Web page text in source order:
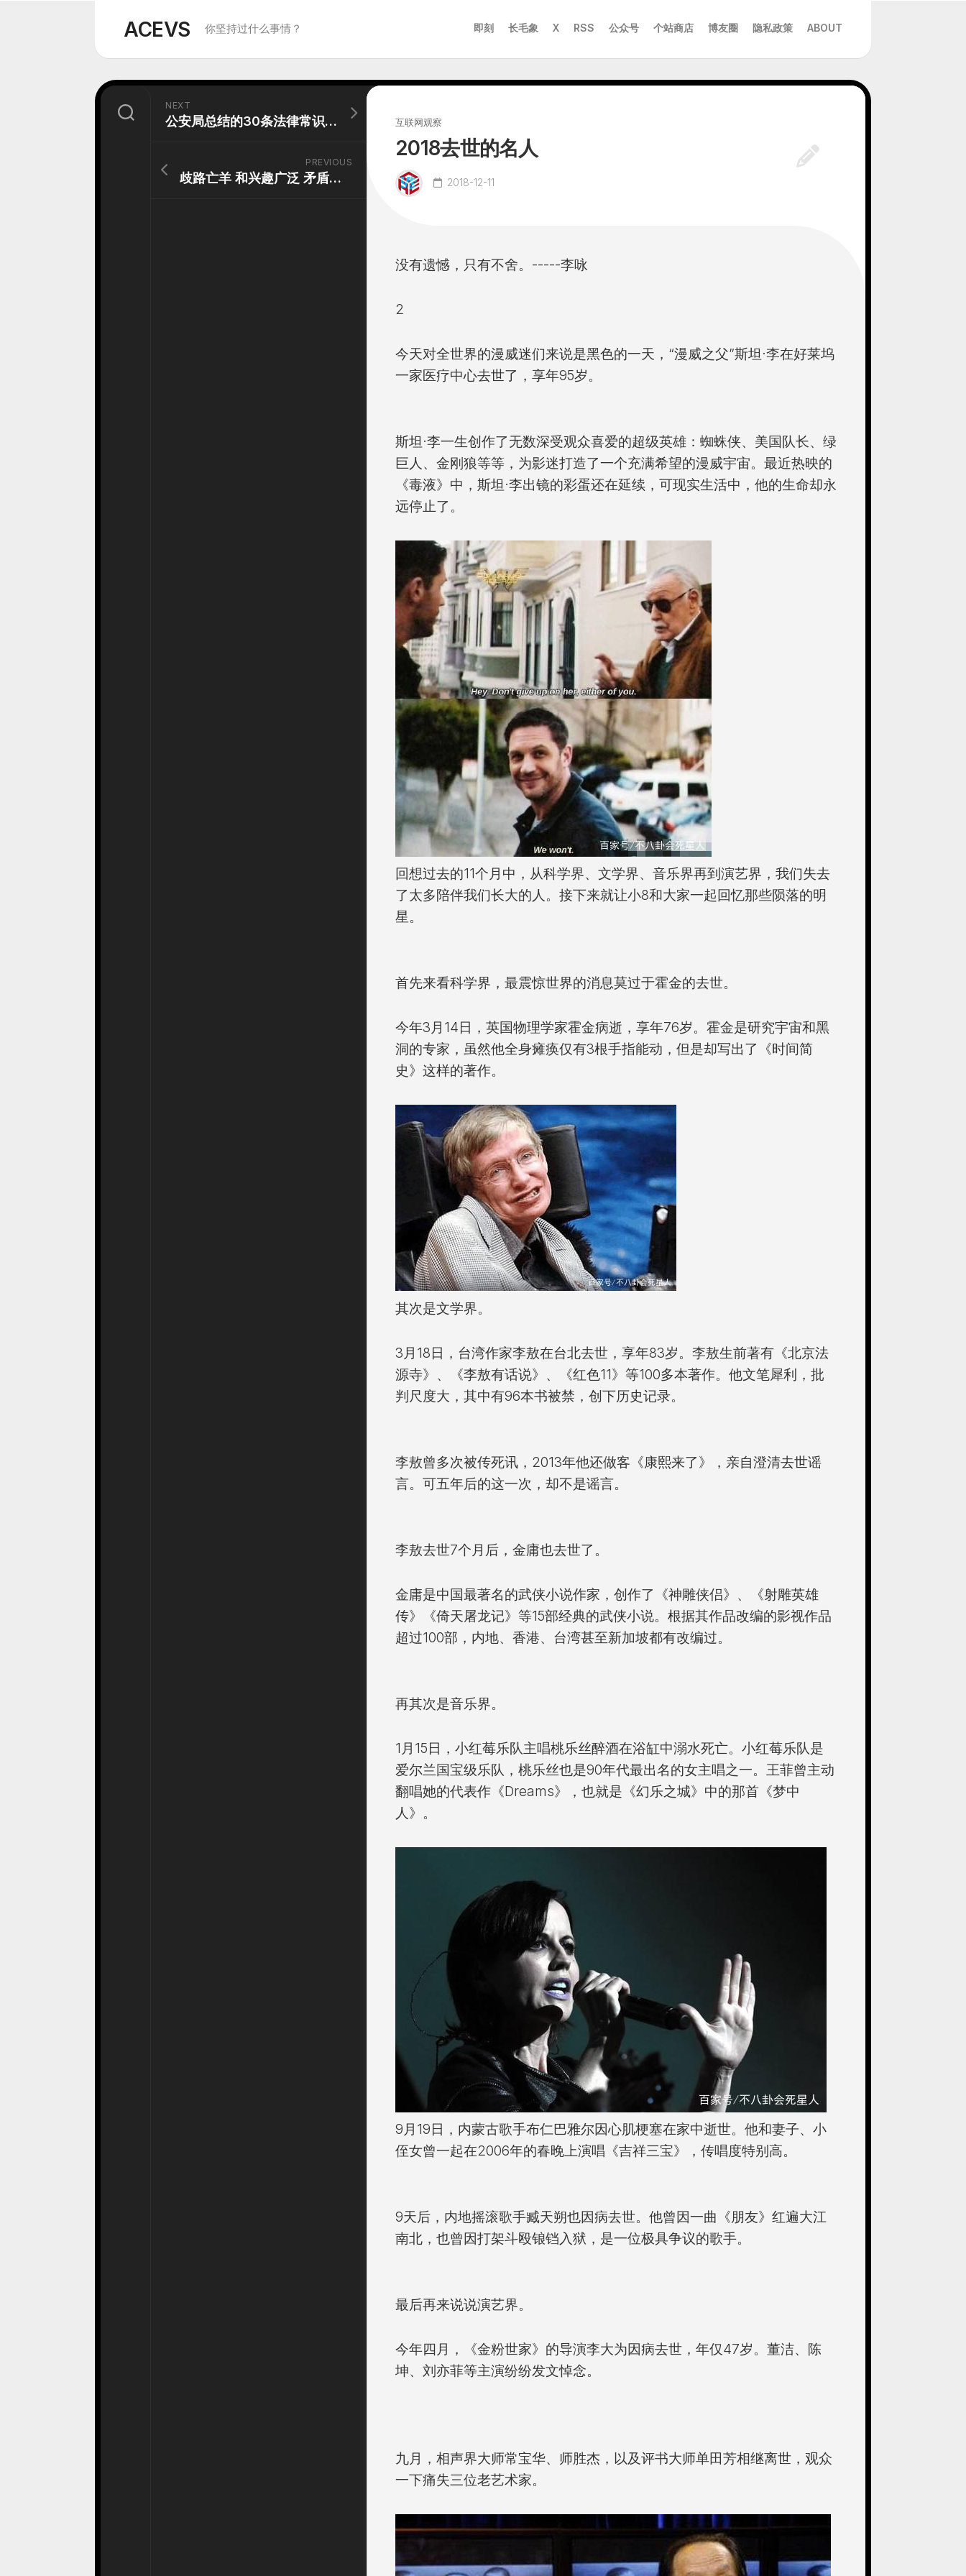
ACEVS 你坚持过什么事情？ 即刻 长毛象 X RSS 公众号 个站商店 博友圈 隐私政策 ABOUT
互联网观察
2018去世的名人
2018-12-11
没有遗憾，只有不舍。 -----李咏
2
今天对全世界的漫威迷们来说是黑色的一天，“漫威之父”斯坦·李在好莱坞
一家医疗中心去世了，享年95岁。
斯坦·李一生创作了无数深受观众喜爱的超级英雄：蜘蛛侠、美国队长、绿
巨人、金刚狼等等，为影迷打造了一个充满希望的漫威宇宙。最近热映的
《毒液》中，斯坦·李出镜的彩蛋还在延续，可现实生活中，他的生命却永
远停止了。
回想过去的11个月中，从科学界、文学界、音乐界再到演艺界，我们失去
了太多陪伴我们长大的人。接下来就让小8和大家一起回忆那些陨落的明
星。
首先来看科学界，最震惊世界的消息莫过于霍金的去世。
今年3月14日，英国物理学家霍金病逝，享年76岁。霍金是研究宇宙和黑
洞的专家，虽然他全身瘫痪仅有3根手指能动，但是却写出了《时间简
史》这样的著作。
其次是文学界。
3月18日，台湾作家李敖在台北去世，享年83岁。李敖生前著有《北京法
源寺》、《李敖有话说》、《红色11》等100多本著作。他文笔犀利，批
判尺度大，其中有96本书被禁，创下历史记录。
李敖曾多次被传死讯，2013年他还做客《康熙来了》，亲自澄清去世谣
言。可五年后的这一次，却不是谣言。
李敖去世7个月后，金庸也去世了。
金庸是中国最著名的武侠小说作家，创作了《神雕侠侣》、《射雕英雄
传》《倚天屠龙记》等15部经典的武侠小说。根据其作品改编的影视作品
超过100部，内地、香港、台湾甚至新加坡都有改编过。
再其次是音乐界。
1月15日，小红莓乐队主唱桃乐丝醉酒在浴缸中溺水死亡。小红莓乐队是
爱尔兰国宝级乐队，桃乐丝也是90年代最出名的女主唱之一。王菲曾主动
翻唱她的代表作《Dreams》，也就是《幻乐之城》中的那首《梦中
人》。
9月19日，内蒙古歌手布仁巴雅尔因心肌梗塞在家中逝世。他和妻子、小
侄女曾一起在2006年的春晚上演唱《吉祥三宝》，传唱度特别高。
9天后，内地摇滚歌手臧天朔也因病去世。他曾因一曲《朋友》红遍大江
南北，也曾因打架斗殴锒铛入狱，是一位极具争议的歌手。
最后再来说说演艺界。
今年四月，《金粉世家》的导演李大为因病去世，年仅47岁。董洁、陈
坤、刘亦菲等主演纷纷发文悼念。
九月，相声界大师常宝华、师胜杰，以及评书大师单田芳相继离世，观众
一下痛失三位老艺术家。
NEXT
公安局总结的30条法律常识颠覆你的认识 看看吧
PREVIOUS
歧路亡羊 和兴趣广泛 矛盾吗？